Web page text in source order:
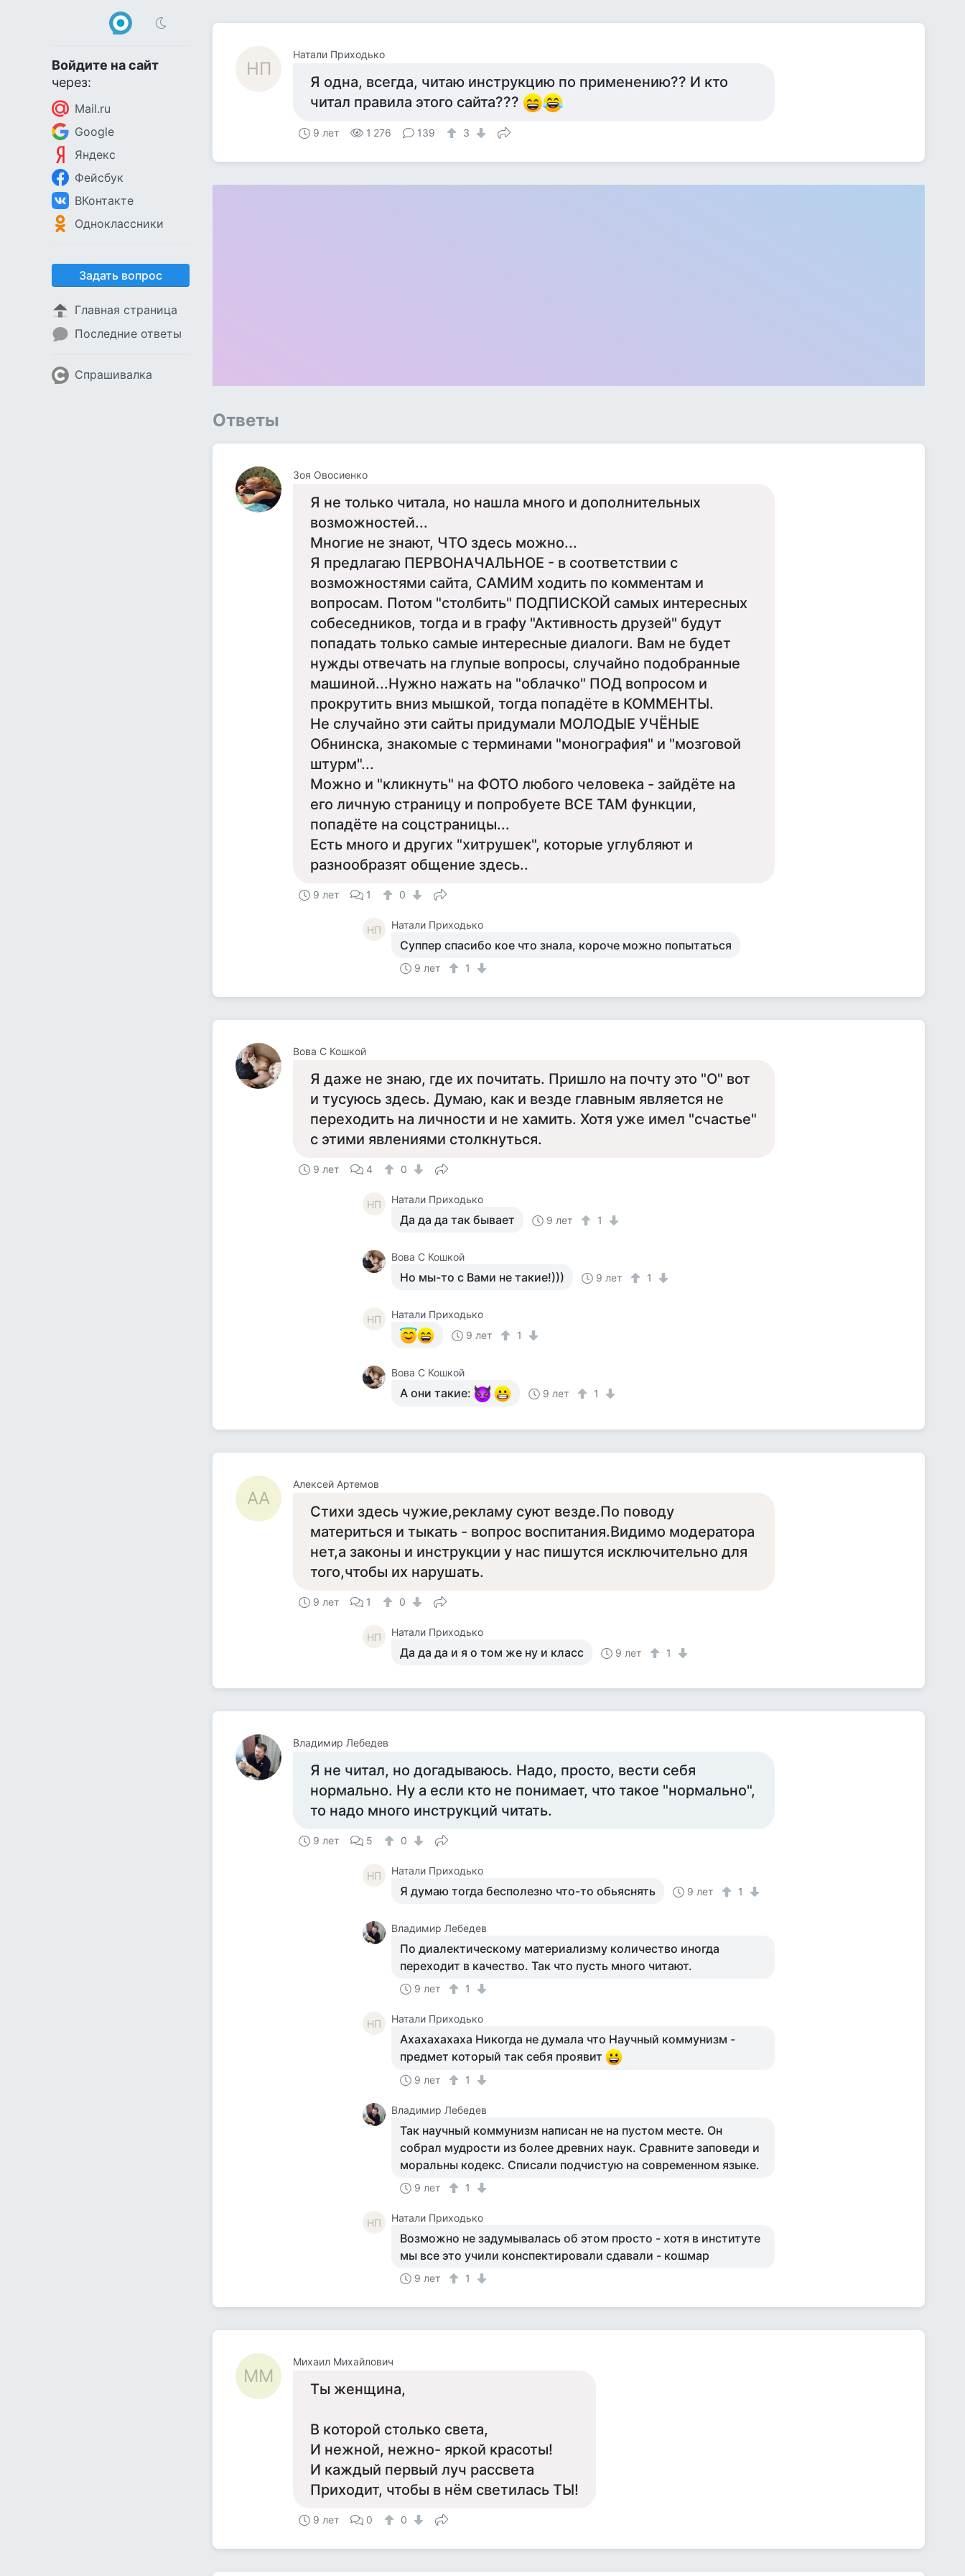
Войдите на сайт
через:
Mail.ru
Google
Яндекс
Фейсбук
ВКонтакте
Одноклассники
Задать вопрос
Главная страница
Последние ответы
Спрашивалка
НП
Натали Приходько
Я одна, всегда, читаю инструкцию по применению?? И кто
читал правила этого сайта???
9 лет 1 276 139 3
Ответы
Зоя Овосиенко
Я не только читала, но нашла много и дополнительных
возможностей...
Многие не знают, ЧТО здесь можно...
Я предлагаю ПЕРВОНАЧАЛЬНОЕ - в соответствии с
возможностями сайта, САМИМ ходить по комментам и
вопросам. Потом "столбить" ПОДПИСКОЙ самых интересных
собеседников, тогда и в графу "Активность друзей" будут
попадать только самые интересные диалоги. Вам не будет
нужды отвечать на глупые вопросы, случайно подобранные
машиной...Нужно нажать на "облачко" ПОД вопросом и
прокрутить вниз мышкой, тогда попадёте в КОММЕНТЫ.
Не случайно эти сайты придумали МОЛОДЫЕ УЧЁНЫЕ
Обнинска, знакомые с терминами "монография" и "мозговой
штурм"...
Можно и "кликнуть" на ФОТО любого человека - зайдёте на
его личную страницу и попробуете ВСЕ ТАМ функции,
попадёте на соцстраницы...
Есть много и других "хитрушек", которые углубляют и
разнообразят общение здесь..
9 лет 1 0
НП Натали Приходько
Суппер спасибо кое что знала, короче можно попытаться
9 лет 1
Вова С Кошкой
Я даже не знаю, где их почитать. Пришло на почту это "О" вот
и тусуюсь здесь. Думаю, как и везде главным является не
переходить на личности и не хамить. Хотя уже имел "счастье"
с этими явлениями столкнуться.
9 лет 4 0
НП Натали Приходько
Да да да так бывает 9 лет 1
Вова С Кошкой
Но мы-то с Вами не такие!))) 9 лет 1
НП
Натали Приходько
9 лет
1
Вова С Кошкой
А они такие: 9 лет 1
АА
Алексей Артемов
Стихи здесь чужие,рекламу суют везде.По поводу
материться и тыкать - вопрос воспитания.Видимо модератора
нет,а законы и инструкции у нас пишутся исключительно для
того,чтобы их нарушать.
9 лет 1 0
НП Натали Приходько
Да да да и я о том же ну и класс 9 лет 1
Владимир Лебедев
Я не читал, но догадываюсь. Надо, просто, вести себя
нормально. Ну а если кто не понимает, что такое "нормально",
то надо много инструкций читать.
9 лет 5 0
НП Натали Приходько
Я думаю тогда бесполезно что-то обьяснять 9 лет 1
Владимир Лебедев
По диалектическому материализму количество иногда
переходит в качество. Так что пусть много читают.
9 лет 1
НП Натали Приходько
Ахахахахаха Никогда не думала что Научный коммунизм -
предмет который так себя проявит
9 лет 1
Владимир Лебедев
Так научный коммунизм написан не на пустом месте. Он
собрал мудрости из более древних наук. Сравните заповеди и
моральны кодекс. Списали подчистую на современном языке.
9 лет 1
НП Натали Приходько
Возможно не задумывалась об этом просто - хотя в институте
мы все это учили конспектировали сдавали - кошмар
9 лет 1
ММ
Михаил Михайлович
Ты женщина, ​
В которой столько света,
И нежной, нежно- яркой красоты!
И каждый первый луч рассвета
Приходит, чтобы в нём светилась ТЫ!
9 лет 0 0